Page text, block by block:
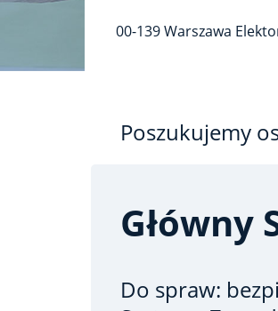
00-139Warszawa
Poszukujemy
Główny
Do spraw: